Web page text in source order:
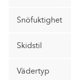
Snöfuktighet
Skidstil
Vädertyp